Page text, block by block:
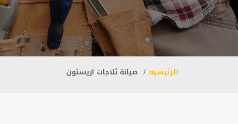
الرئيسيه صيانة ثلاجات اريستون